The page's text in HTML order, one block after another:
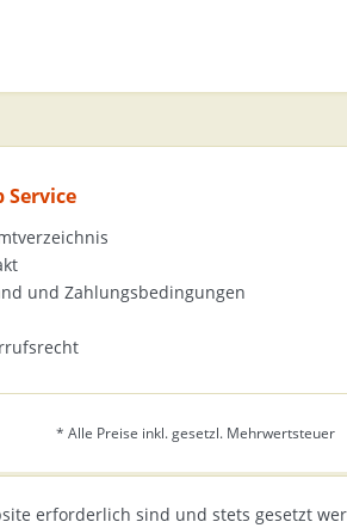
Service
und Zahlungsbedingungen
* Alle Preise inkl. gesetzl. Mehrwertsteuer
erforderlich sind und stets gesetzt